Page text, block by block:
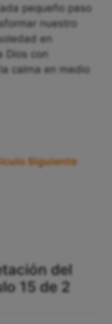
pequeño paso
nuestro
en
Dios con
calma en medio
Siguiente
del
15 de 2